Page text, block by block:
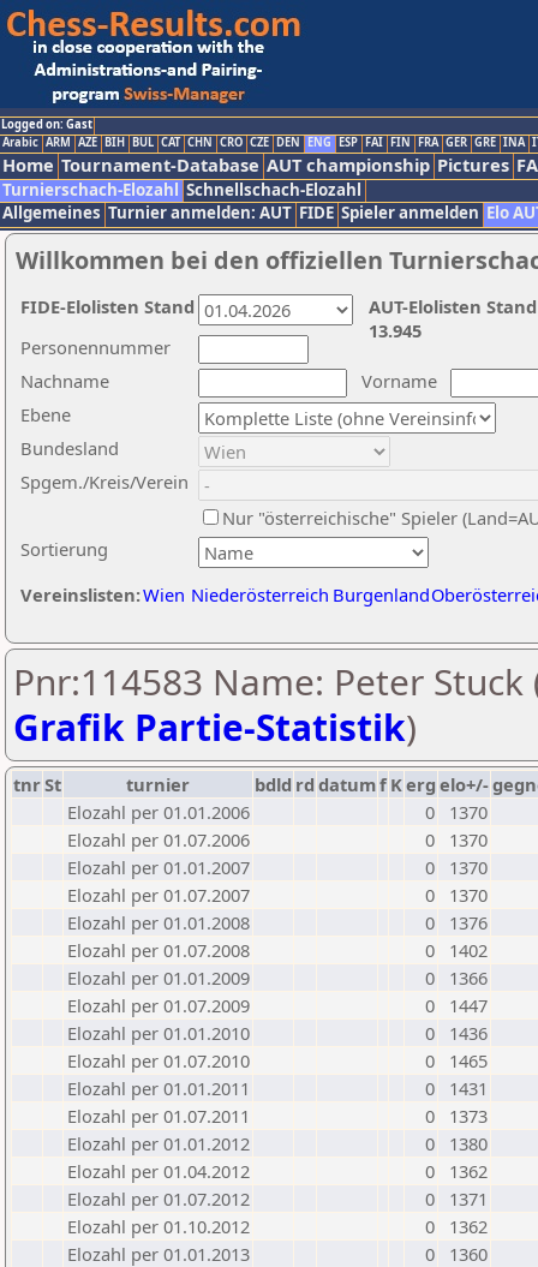
Logged on: Gast
Arabic ARM AZE BIH BUL CAT CHN CRO CZE DEN ENG ESP FAI FIN FRA GER GRE INA
Home Tournament-Database AUT championship Pictures
Turnierschach-Elozahl Schnellschach-Elozahl
Allgemeines Turnier anmelden: AUT FIDE Spieler anmelden Elo
Willkommen bei den offiziellen
Nachname
Vorname
Ebene
Sortierung
Personennummer
Bundesland
Spgem./Kreis/Verein
Nur "österreichische" Spieler
Vereinslisten:Wien Niederösterreich Burgenland
AUT-Elolisten
13.945
FIDE-Elolisten Stand
Pnr:114583 Name: Peter Stuck
Grafik Partie-Statistik)
tnrSt turnier bdld rd datumf Kerg elo+/-
Elozahl per 01.01.2006
0
1370
Elozahl per 01.07.2006
0
1370
Elozahl per 01.01.2007
0
1370
Elozahl per 01.07.2007
0
1370
Elozahl per 01.01.2008
0
1376
Elozahl per 01.07.2008
0
1402
Elozahl per 01.01.2009
0
1366
Elozahl per 01.07.2009
0
1447
Elozahl per 01.01.2010
0
1436
Elozahl per 01.07.2010
0
1465
Elozahl per 01.01.2011
0
1431
Elozahl per 01.07.2011
0
1373
Elozahl per 01.01.2012
0
1380
Elozahl per 01.04.2012
0
1362
Elozahl per 01.07.2012
0
1371
Elozahl per 01.10.2012
0
1362
Elozahl per 01.01.2013
0
1360